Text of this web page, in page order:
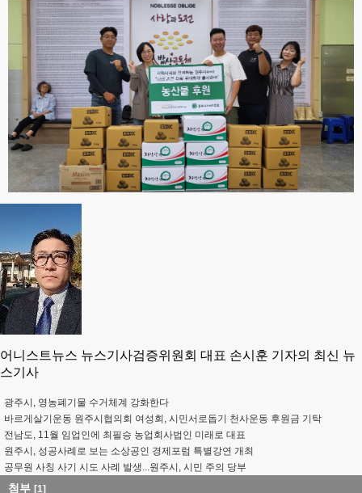
어니스트뉴스 뉴스기사검증위원회 대표 손시훈 기자의 최신 뉴
스기사
광주시, 영농폐기물 수거체계 강화한다
바르게살기운동 원주시협의회 여성회, 시민서로돕기 천사운동 후원금 기탁
전남도, 11월 임업인에 최필승 농업회사법인 미래로 대표
원주시, 성공사례로 보는 소상공인 경제포럼 특별강연 개최
공무원 사칭 사기 시도 사례 발생...원주시, 시민 주의 당부
첨부 [1]